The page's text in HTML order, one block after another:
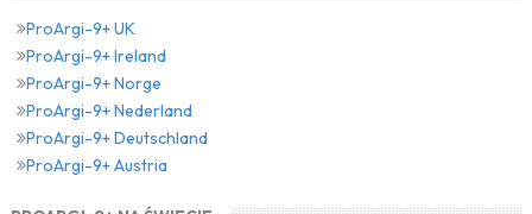
ProArgi-9+ UK
ProArgi-9+ Ireland
ProArgi-9+ Norge
ProArgi-9+ Nederland
ProArgi-9+ Deutschland
ProArgi-9+ Austria